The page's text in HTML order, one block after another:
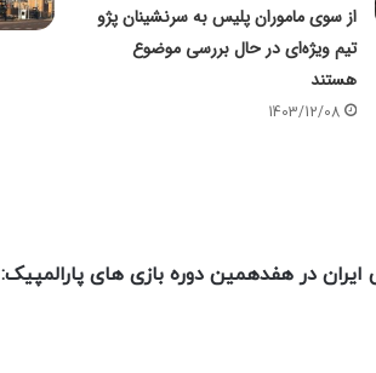
از سوی ماموران پلیس به سرنشینان پژو
تیم ویژه‌ای در حال بررسی موضوع
هستند
1403/12/08
ایران در هفدهمین دوره بازی های پارالمپیک: